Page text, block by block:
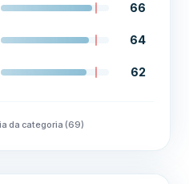
66
64
62
da categoria (69)